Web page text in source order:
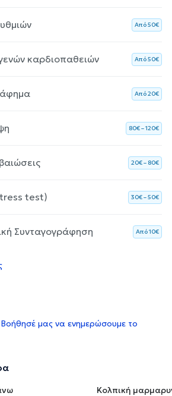
Aπό 50€
καρδιοπαθειών Aπό 50€
Aπό 20€
80€ – 120€
20€ – 80€
test) 30€ – 50€
Συνταγογράφηση Aπό 10€
Βοήθησέ μας να ενημερώσουμε το
Κολπική